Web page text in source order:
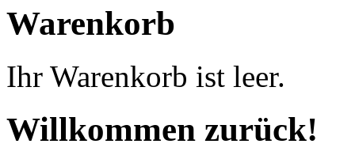
Warenkorb
Ihr Warenkorb ist leer.
Willkommen zurück!